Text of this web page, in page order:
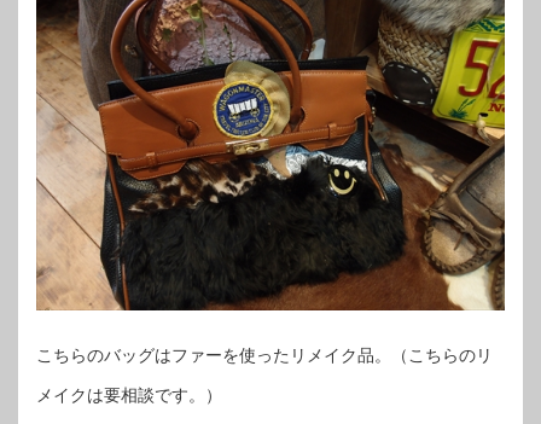
こちらのバッグはファーを使ったリメイク品。（こちらのリ
メイクは要相談です。）